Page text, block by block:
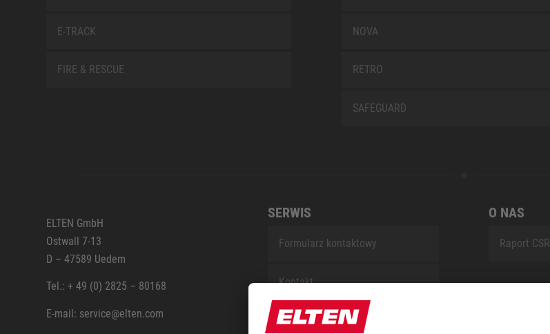
E-TRACK
FIRE & RESCUE
NOVA
RETRO
SAFEGUARD
ELTEN GmbH
Ostwall 7-13
D – 47589 Uedem
Tel.: + 49 (0) 2825 – 80168
E-mail: service@elten.com
SERWIS
Formularz kontaktowy
Kontakt
Serwis naprawczy ELTEN
O NAS
Raport CSR